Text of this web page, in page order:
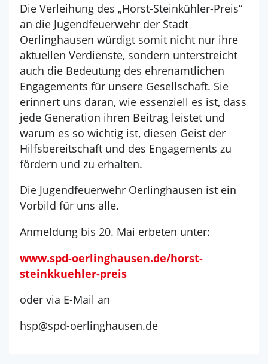
Die Verleihung des „Horst-Steinkühler-Preis“
an die Jugendfeuerwehr der Stadt
Oerlinghausen würdigt somit nicht nur ihre
aktuellen Verdienste, sondern unterstreicht
auch die Bedeutung des ehrenamtlichen
Engagements für unsere Gesellschaft. Sie
erinnert uns daran, wie essenziell es ist, dass
jede Generation ihren Beitrag leistet und
warum es so wichtig ist, diesen Geist der
Hilfsbereitschaft und des Engagements zu
fördern und zu erhalten.
Die Jugendfeuerwehr Oerlinghausen ist ein
Vorbild für uns alle.
Anmeldung bis 20. Mai erbeten unter:
www.spd-oerlinghausen.de/horst-
steinkkuehler-preis
oder via E-Mail an
hsp@spd-oerlinghausen.de